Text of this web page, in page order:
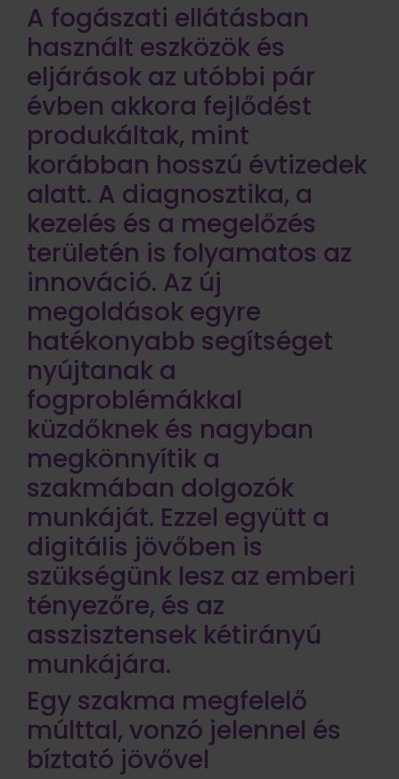
A fogászati ellátásban
használt eszközök és
eljárások az utóbbi pár
évben akkora fejlődést
produkáltak, mint
korábban hosszú évtizedek
alatt. A diagnosztika, a
kezelés és a megelőzés
területén is folyamatos az
innováció. Az új
megoldások egyre
hatékonyabb segítséget
nyújtanak a
fogproblémákkal
küzdőknek és nagyban
megkönnyítik a
szakmában dolgozók
munkáját. Ezzel együtt a
digitális jövőben is
szükségünk lesz az emberi
tényezőre, és az
asszisztensek kétirányú
munkájára.
Egy szakma megfelelő
múlttal, vonzó jelennel és
bíztató jövővel